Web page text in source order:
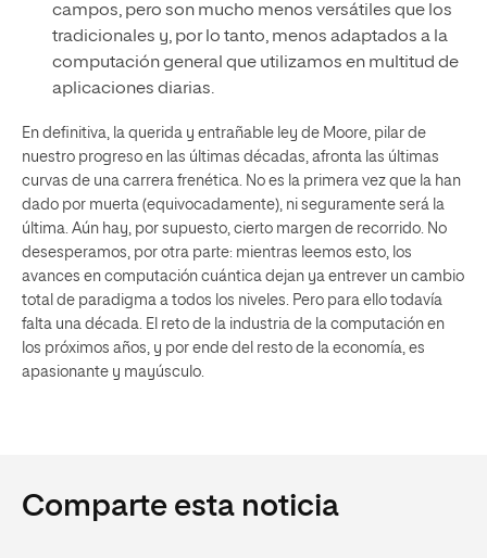
campos, pero son mucho menos versátiles que los
tradicionales y, por lo tanto, menos adaptados a la
computación general que utilizamos en multitud de
aplicaciones diarias.
En definitiva, la querida y entrañable ley de Moore, pilar de
nuestro progreso en las últimas décadas, afronta las últimas
curvas de una carrera frenética. No es la primera vez que la han
dado por muerta (equivocadamente), ni seguramente será la
última. Aún hay, por supuesto, cierto margen de recorrido. No
desesperamos, por otra parte: mientras leemos esto, los
avances en computación cuántica dejan ya entrever un cambio
total de paradigma a todos los niveles. Pero para ello todavía
falta una década. El reto de la industria de la computación en
los próximos años, y por ende del resto de la economía, es
apasionante y mayúsculo.
Comparte esta noticia